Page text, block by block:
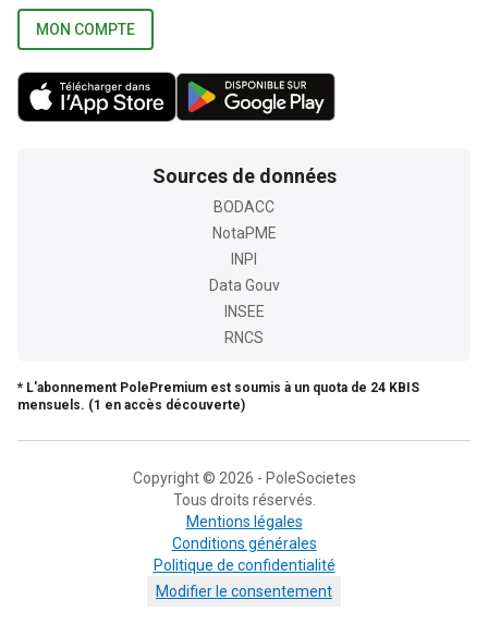
MON COMPTE
Sources de données
BODACC
NotaPME
INPI
Data Gouv
INSEE
RNCS
* L'abonnement PolePremium est soumis à un quota de 24 KBIS
mensuels. (1 en accès découverte)
Copyright © 2026 - PoleSocietes
Tous droits réservés.
Mentions légales
Conditions générales
Politique de confidentialité
Modifier le consentement